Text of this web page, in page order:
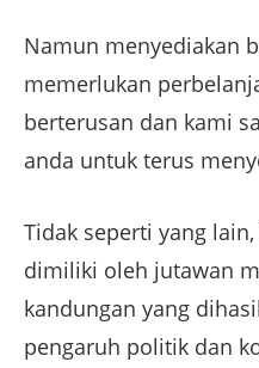
Namun menyediakan
memerlukan
berterusan dan kami
anda untuk terus
Tidak seperti yang
dimiliki oleh jutawan
kandungan yang
pengaruh politik dan